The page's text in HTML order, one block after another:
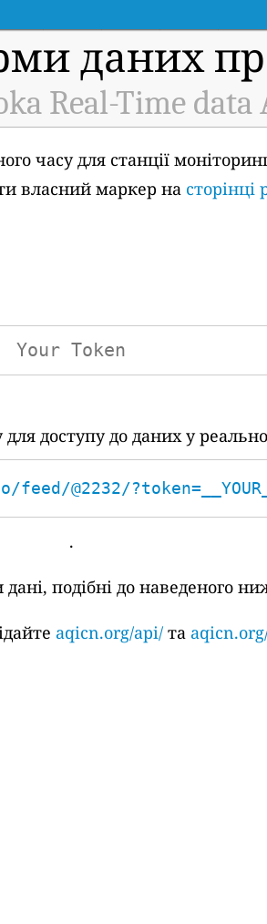
даних
Real-Time data
часу для станції
власний маркер на сторінці
доступу до даних у
@2232/
.
подібні до наведеного
aqicn.org/api/ та